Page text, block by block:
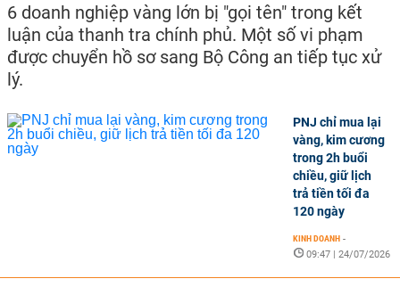
6 doanh nghiệp vàng lớn bị "gọi tên" trong kết
luận của thanh tra chính phủ. Một số vi phạm
được chuyển hồ sơ sang Bộ Công an tiếp tục xử
lý.
PNJ chỉ mua lại
vàng, kim cương
trong 2h buổi
chiều, giữ lịch
trả tiền tối đa
120 ngày
KINH DOANH -
09:47 | 24/07/2026